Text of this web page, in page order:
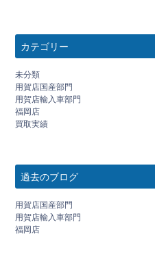
カテゴリー
未分類
用賀店国産部門
用賀店輸入車部門
福岡店
買取実績
過去のブログ
用賀店国産部門
用賀店輸入車部門
福岡店